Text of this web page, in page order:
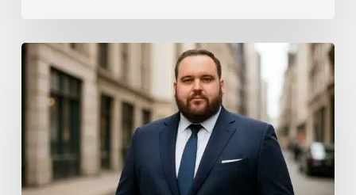
Où
trouver
costume
grande
taille